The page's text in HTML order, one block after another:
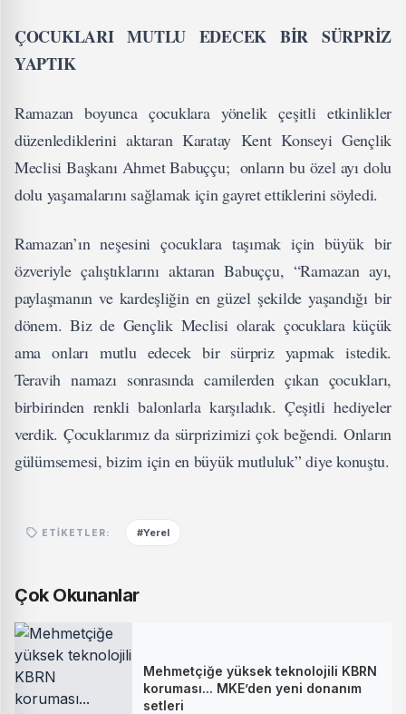
ÇOCUKLARI MUTLU EDECEK BİR SÜRPRİZ
YAPTIK
Ramazan boyunca çocuklara yönelik çeşitli etkinlikler
düzenlediklerini aktaran Karatay Kent Konseyi Gençlik
Meclisi Başkanı Ahmet Babuççu; onların bu özel ayı dolu
dolu yaşamalarını sağlamak için gayret ettiklerini söyledi.
Ramazan’ın neşesini çocuklara taşımak için büyük bir
özveriyle çalıştıklarını aktaran Babuççu, “Ramazan ayı,
paylaşmanın ve kardeşliğin en güzel şekilde yaşandığı bir
dönem. Biz de Gençlik Meclisi olarak çocuklara küçük
ama onları mutlu edecek bir sürpriz yapmak istedik.
Teravih namazı sonrasında camilerden çıkan çocukları,
birbirinden renkli balonlarla karşıladık. Çeşitli hediyeler
verdik. Çocuklarımız da sürprizimizi çok beğendi. Onların
gülümsemesi, bizim için en büyük mutluluk” diye konuştu.
ETIKETLER: #Yerel
Çok Okunanlar
Mehmetçiğe yüksek teknolojili KBRN
koruması... MKE’den yeni donanım
setleri